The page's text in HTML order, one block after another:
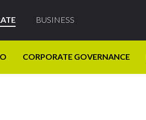
BUSINESS
CORPORATE GOVERNANCE